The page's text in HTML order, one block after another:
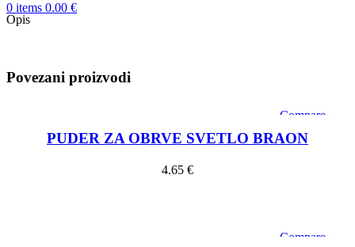
0 items 0.00 €
Opis
Povezani proizvodi
Compare
Add to wishlist
PUDER ZA OBRVE SVETLO BRAON
4.65 €
Compare